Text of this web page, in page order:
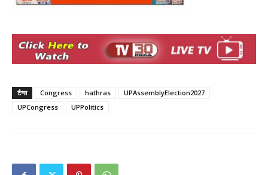
टैग्स Congress hathras
UPAssemblyElection2027
UPCongress
UPPolitics